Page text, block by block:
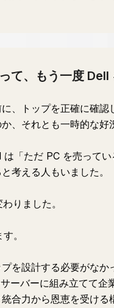
て、もう一度 Dell
、トップを正確に確
、それとも一時的な好
「ただ PC を売って
考える人もいました。
りました。
。
を設計する必要がな
ーバーに組み立てて企
合力から恩恵を受ける